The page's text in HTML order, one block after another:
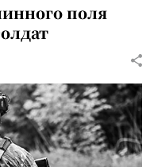
поля